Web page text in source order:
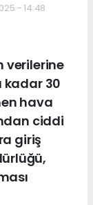
- 14:48
verilerine
kadar 30
hava
ciddi
giriş